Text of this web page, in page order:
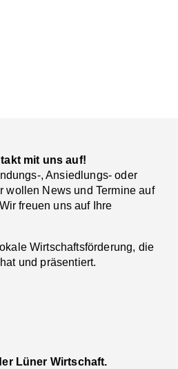
mit uns auf!
, Ansiedlungs- oder
wollen News und Termine auf
freuen uns auf Ihre
Wirtschaftsförderung, die
und präsentiert.
Lüner Wirtschaft.